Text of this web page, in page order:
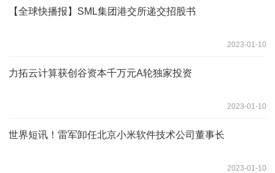
【全球快播报】SML集团港交所递交招股书
2023-01-10
力拓云计算获创谷资本千万元A轮独家投资
2023-01-10
世界短讯！雷军卸任北京小米软件技术公司董事长
2023-01-10